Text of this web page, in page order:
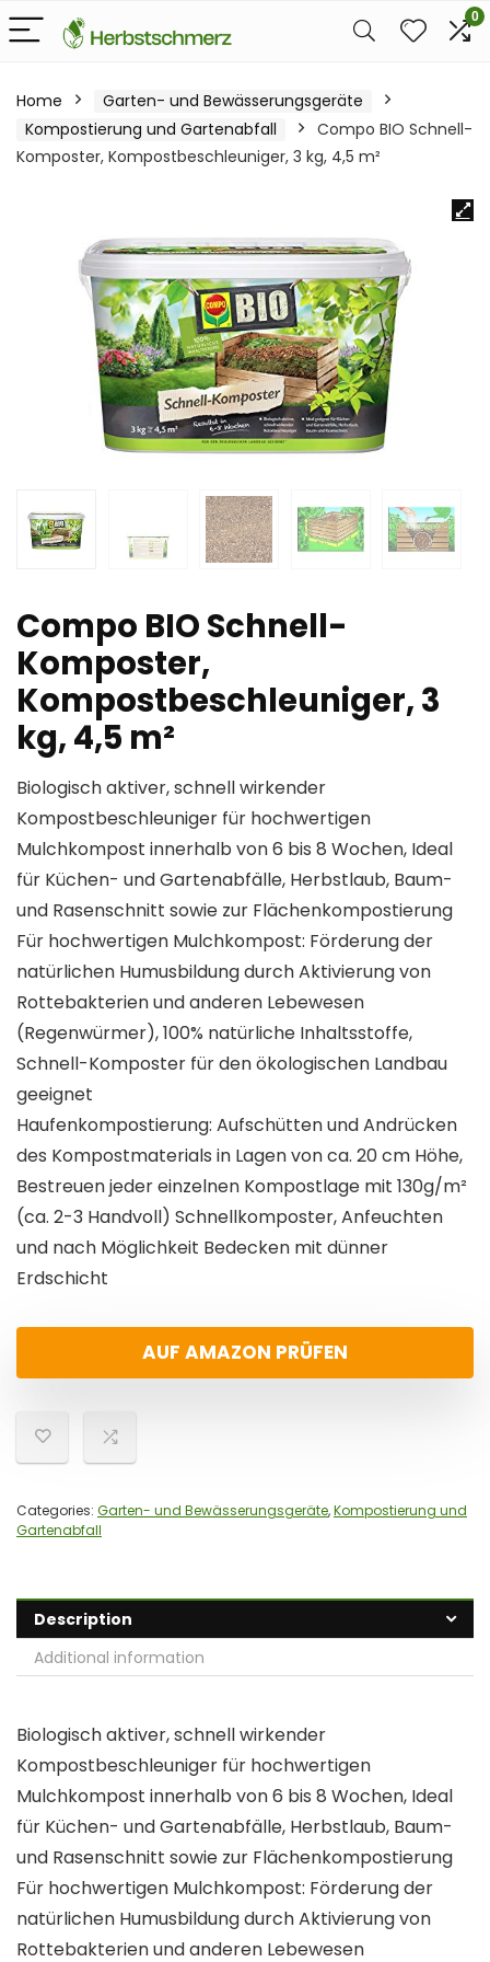
0
Home
Garten- und Bewässerungsgeräte
Kompostierung und Gartenabfall
Compo BIO Schnell-
Komposter, Kompostbeschleuniger, 3 kg, 4,5 m²
Compo BIO Schnell-
Komposter,
Kompostbeschleuniger, 3
kg, 4,5 m²
Biologisch aktiver, schnell wirkender
Kompostbeschleuniger für hochwertigen
Mulchkompost innerhalb von 6 bis 8 Wochen, Ideal
für Küchen- und Gartenabfälle, Herbstlaub, Baum-
und Rasenschnitt sowie zur Flächenkompostierung
Für hochwertigen Mulchkompost: Förderung der
natürlichen Humusbildung durch Aktivierung von
Rottebakterien und anderen Lebewesen
(Regenwürmer), 100% natürliche Inhaltsstoffe,
Schnell-Komposter für den ökologischen Landbau
geeignet
Haufenkompostierung: Aufschütten und Andrücken
des Kompostmaterials in Lagen von ca. 20 cm Höhe,
Bestreuen jeder einzelnen Kompostlage mit 130g/m²
(ca. 2-3 Handvoll) Schnellkomposter, Anfeuchten
und nach Möglichkeit Bedecken mit dünner
Erdschicht
AUF AMAZON PRÜFEN
Categories: Garten- und Bewässerungsgeräte,Kompostierung und
Gartenabfall
Description
Additional information
Biologisch aktiver, schnell wirkender
Kompostbeschleuniger für hochwertigen
Mulchkompost innerhalb von 6 bis 8 Wochen, Ideal
für Küchen- und Gartenabfälle, Herbstlaub, Baum-
und Rasenschnitt sowie zur Flächenkompostierung
Für hochwertigen Mulchkompost: Förderung der
natürlichen Humusbildung durch Aktivierung von
Rottebakterien und anderen Lebewesen